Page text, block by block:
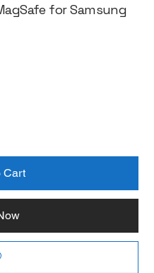
for Samsung
Cart